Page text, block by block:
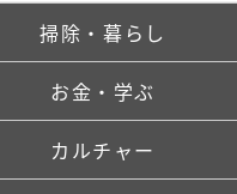
掃除・暮らし
お金・学ぶ
カルチャー